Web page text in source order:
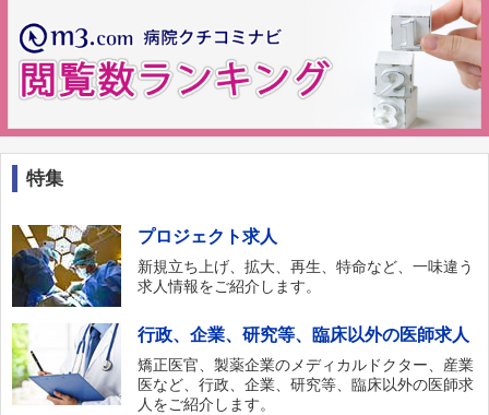
特集
プロジェクト求人
新規立ち上げ、拡大、再生、特命など、一味違う
求人情報をご紹介します。
行政、企業、研究等、臨床以外の医師求人
矯正医官、製薬企業のメディカルドクター、産業
医など、行政、企業、研究等、臨床以外の医師求
人をご紹介します。